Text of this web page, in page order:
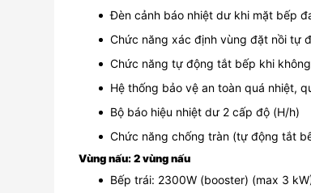
Đèn cảnh báo nhiệt dư khi mặt bếp
Chức năng xác định vùng đặt nồi tự
Chức năng tự động tắt bếp khi
Hệ thống bảo vệ an toàn quá nhiệt,
Bộ báo hiệu nhiệt dư 2 cấp độ (H/h)
Chức năng chống tràn (tự động tắt
Vùng nấu: 2 vùng nấu
Bếp trái: 2300W (booster) (max 3